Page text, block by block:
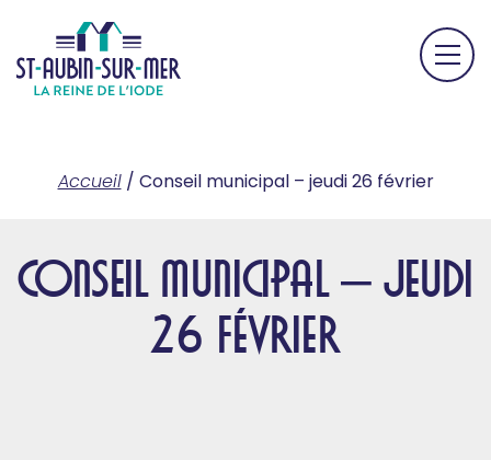
Accueil/ Conseil municipal – jeudi 26 février
Conseil municipal – jeudi
26 février